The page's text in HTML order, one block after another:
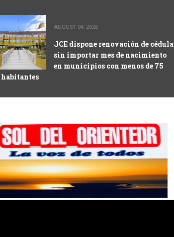
AUGUST 04, 2026
JCE dispone renovación de cédula
sin importar mes de nacimiento
en municipios con menos de 75